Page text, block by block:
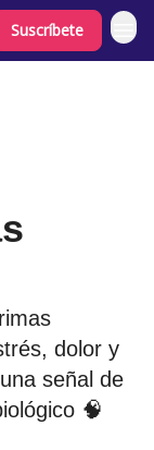
Suscríbete
dolor y
señal de
🧠